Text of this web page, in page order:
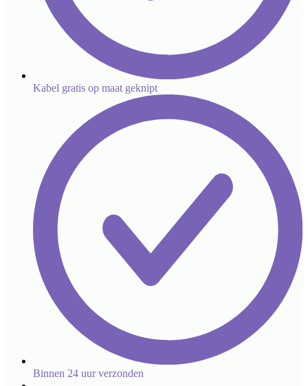
Kabel gratis op maat geknipt
Binnen 24 uur verzonden